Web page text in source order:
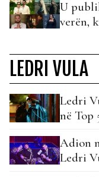
U
verën,
LEDRI VULA
Ledri
në Top
Adion
Ledri